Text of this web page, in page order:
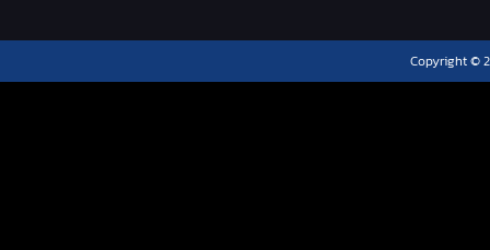
Copyright ©